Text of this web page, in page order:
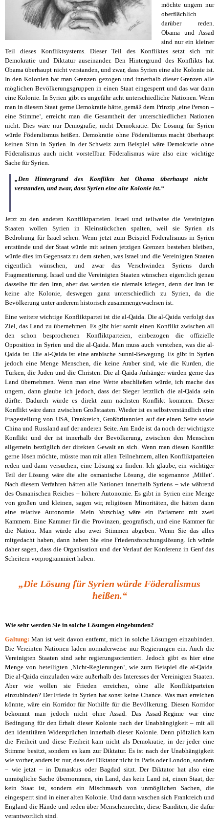
möchte ungern nur
oberflächlich
darüber reden.
Obama und Assad
sind nur ein kleiner
Teil dieses Konfliktsystems. Dieser Teil des Konfliktes setzt sich mit
Demokratie und Diktatur auseinander. Den Hintergrund des Konflikts hat
Obama überhaupt nicht verstanden, und zwar, dass Syrien eine alte Kolonie ist.
In den Kolonien hat man Grenzen gezogen und innerhalb dieser Grenzen alle
möglichen Bevölkerungsgruppen in einen Staat eingesperrt und das war dann
eine Kolonie. In Syrien gibt es ungefähr acht unterschiedliche Nationen. Wenn
man in diesem Staat gerne Demokratie hätte, gemäß dem Prinzip ‚eine Person –
eine Stimme‘, erreicht man die Gesamtheit der unterschiedlichen Nationen
nicht. Dies wäre nur Demografie, nicht Demokratie. Die Lösung für Syrien
würde Föderalismus heißen. Demokratie ohne Föderalismus macht überhaupt
keinen Sinn in Syrien. In der Schweiz zum Beispiel wäre Demokratie ohne
Föderalismus auch nicht vorstellbar. Föderalismus wäre also eine wichtige
Sache für Syrien.
„Den Hintergrund des Konflikts hat Obama überhaupt nicht
verstanden, und zwar, dass Syrien eine alte Kolonie ist.“
Jetzt zu den anderen Konfliktparteien. Israel und teilweise die Vereinigten
Staaten wollen Syrien in Kleinstückchen spalten, weil sie Syrien als
Bedrohung für Israel sehen. Wenn jetzt zum Beispiel Föderalismus in Syrien
entstünde und der Staat würde mit seinen jetzigen Grenzen bestehen bleiben,
würde dies im Gegensatz zu dem stehen, was Israel und die Vereinigten Staaten
eigentlich wünschen, und zwar das Verschwinden Syriens durch
Fragmentierung. Israel und die Vereinigten Staaten wünschen eigentlich genau
dasselbe für den Iran, aber das werden sie niemals kriegen, denn der Iran ist
keine alte Kolonie, deswegen ganz unterschiedlich zu Syrien, da die
Bevölkerung unter anderem historisch zusammengewachsen ist.
Eine weitere wichtige Konfliktpartei ist die al-Qaida. Die al-Qaida verfolgt das
Ziel, das Land zu übernehmen. Es gibt hier somit einen Konflikt zwischen all
den schon besprochenen Konfliktparteien, einbezogen die offizielle
Opposition in Syrien und die al-Qaida. Man muss auch verstehen, was die al-
Qaida ist. Die al-Qaida ist eine arabische Sunni-Bewegung. Es gibt in Syrien
jedoch eine Menge Menschen, die keine Araber sind, wie die Kurden, die
Türken, die Juden und die Christen. Die al-Qaida-Anhänger würden gerne das
Land übernehmen. Wenn man eine Wette abschließen würde, ich mache das
ungern, dann glaube ich jedoch, dass der Sieger letztlich die al-Qaida sein
dürfte. Dadurch würde es direkt zum nächsten Konflikt kommen. Dieser
Konflikt wäre dann zwischen Großstaaten. Wieder ist es selbstverständlich eine
Fragestellung von USA, Frankreich, Großbritannien auf der einen Seite sowie
China und Russland auf der anderen Seite. Am Ende ist da noch der wichtigste
Konflikt und der ist innerhalb der Bevölkerung, zwischen den Menschen
allgemein bezüglich der direkten Gewalt an sich. Wenn man diesen Konflikt
gerne lösen möchte, müsste man mit allen Teilnehmern, allen Konfliktparteien
reden und dann versuchen, eine Lösung zu finden. Ich glaube, ein wichtiger
Teil der Lösung wäre die alte osmanische Lösung, die sogenannte ‚Millet‘.
Nach diesem Verfahren hätten alle Nationen innerhalb Syriens – wie während
des Osmanischen Reiches – höhere Autonomie. Es gibt in Syrien eine Menge
von großen und kleinen, sagen wir, religiösen Minoritäten, die hätten dann
eine relative Autonomie. Mein Vorschlag wäre ein Parlament mit zwei
Kammern. Eine Kammer für die Provinzen, geografisch, und eine Kammer für
die Nation. Man würde also zwei Stimmen abgeben. Wenn Sie das alles
mitgedacht haben, dann haben Sie eine Friedensforschungslösung. Ich würde
daher sagen, dass die Organisation und der Verlauf der Konferenz in Genf das
Scheitern vorprogrammiert haben.
„Die Lösung für Syrien würde Föderalismus
heißen.“
Wie sehr werden Sie in solche Lösungen eingebunden?
Galtung: Man ist weit davon entfernt, mich in solche Lösungen einzubinden.
Die Vereinten Nationen laden normalerweise nur Regierungen ein. Auch die
Vereinigten Staaten sind sehr regierungsorientiert. Jedoch gibt es hier eine
Menge von beteiligten ‚Nicht-Regierungen‘, wie zum Beispiel die al-Qaida.
Die al-Qaida einzuladen wäre außerhalb des Interesses der Vereinigten Staaten.
Aber wie wollen sie Frieden erreichen, ohne alle Konfliktparteien
einzubinden? Der Friede in Syrien hat sonst keine Chance. Was man erreichen
könnte, wäre ein Korridor für Nothilfe für die Bevölkerung. Diesen Korridor
bekommt man jedoch nicht ohne Assad. Das Assad-Regime war eine
Bedingung für den Erhalt dieser Kolonie nach der Unabhängigkeit – mit all
den identitären Widersprüchen innerhalb dieser Kolonie. Denn plötzlich kam
die Freiheit und diese Freiheit kam nicht als Demokratie, in der jeder eine
Stimme besitzt, sondern es kam zur Diktatur. Es ist nach der Unabhängigkeit
wie vorher, anders ist nur, dass der Diktator nicht in Paris oder London, sondern
– wie jetzt – in Damaskus oder Bagdad sitzt. Der Diktator hat also eine
unmögliche Sache übernommen, ein Land, das kein Land ist, einen Staat, der
kein Staat ist, sondern ein Mischmasch von unmöglichen Sachen, die
eingesperrt sind in einer alten Kolonie. Und dann waschen sich Frankreich und
England die Hände und reden über Menschenrechte, diese Banditen, die dafür
verantwortlich sind.